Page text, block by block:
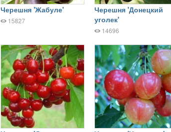
Черешня 'Жабуле'
15827
Черешня 'Донецкий
уголек'
14696